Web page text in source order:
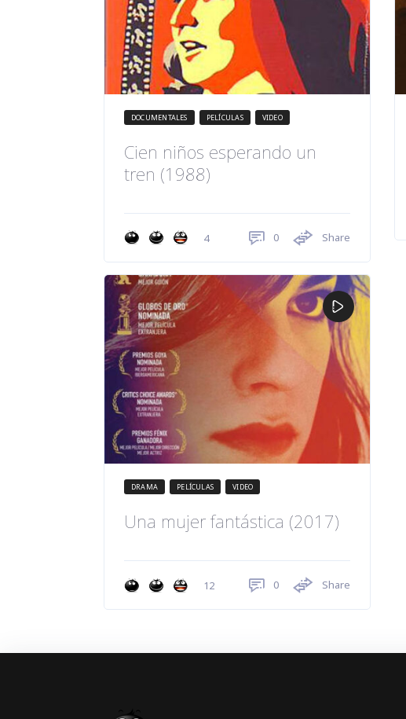
DOCUMENTALES PELÍCULAS VIDEO
Cien niños esperando un
tren (1988)
4 0 Share
DRAMA PELÍCULAS VIDEO
Una mujer fantástica (2017)
12 0 Share